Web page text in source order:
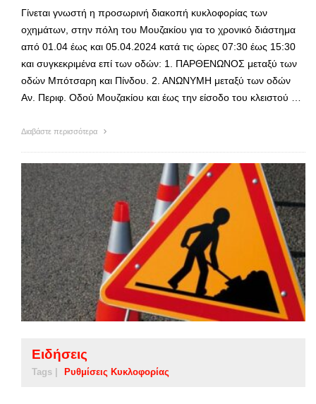
Γίνεται γνωστή η προσωρινή διακοπή κυκλοφορίας των
οχημάτων, στην πόλη του Μουζακίου για το χρονικό διάστημα
από 01.04 έως και 05.04.2024 κατά τις ώρες 07:30 έως 15:30
και συγκεκριμένα επί των οδών: 1. ΠΑΡΘΕΝΩΝΟΣ μεταξύ των
οδών Μπότσαρη και Πίνδου. 2. ΑΝΩΝΥΜΗ μεταξύ των οδών
Αν. Περιφ. Οδού Μουζακίου και έως την είσοδο του κλειστού …
Διαβάστε περισσότερα
Ειδήσεις
Tags | Ρυθμίσεις Κυκλοφορίας